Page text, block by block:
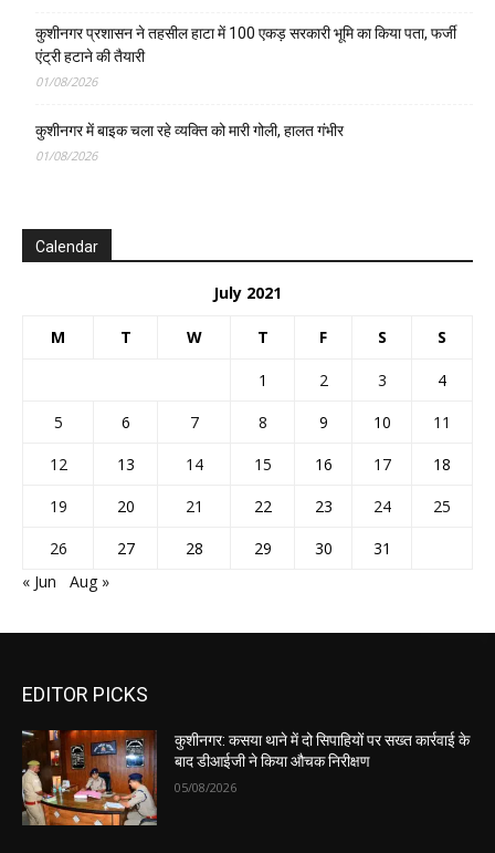
कुशीनगर प्रशासन ने तहसील हाटा में 100 एकड़ सरकारी भूमि का किया पता, फर्जी
एंट्री हटाने की तैयारी
01/08/2026
कुशीनगर में बाइक चला रहे व्यक्ति को मारी गोली, हालत गंभीर
01/08/2026
Calendar
July 2021
M T W T F S S
1 2 3
4
5
6 7 8 9 10
11
12
13 14 15 16 17
18
19
20 21 22 23 24
25
26
27 28 29 30
31
« Jun
Aug »
EDITOR PICKS
कुशीनगर: कसया थाने में दो सिपाहियों पर सख्त कार्रवाई के
बाद डीआईजी ने किया औचक निरीक्षण
05/08/2026